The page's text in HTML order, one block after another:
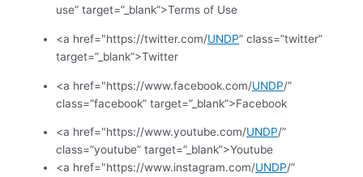
use” target=”_blank”>Terms of Use
<a href="https://twitter.com/UNDP” class=”twitter”
target=”_blank”>Twitter
<a href="https://www.facebook.com/UNDP/”
class=”facebook” target=”_blank”>Facebook
<a href="https://www.youtube.com/UNDP/”
class=”youtube” target=”_blank”>Youtube
<a href="https://www.instagram.com/UNDP/”